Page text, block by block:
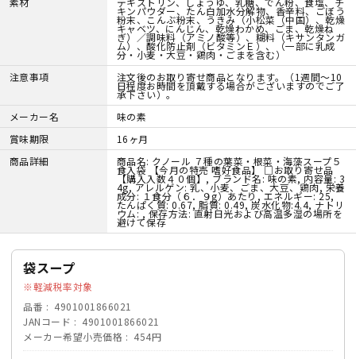
キンパウダー、たん白加水分解物、香辛料、ごぼう
粉末、こんぶ粉末、うきみ（小松菜（中国）、乾燥
キャベツ、にんじん、乾燥わかめ、ごま、乾燥ね
ぎ）／調味料（アミノ酸等）、糊料（キサンタンガ
ム）、酸化防止剤（ビタミンＥ）、（一部に乳成
分・小麦・大豆・鶏肉・ごまを含む）
注意事項
注文後のお取り寄せ商品となります。（1週間～10
日程度お時間を頂戴する場合がございますのでご了
承下さい）。
メーカー名
味の素
賞味期限
16ヶ月
商品詳細
商品名: クノール ７種の葉菜・根菜・海藻スープ５
食入袋 【今月の特売 嗜好食品】 □お取り寄せ品
【購入入数４０個】, ブランド名: 味の素, 内容量: 3
4g, アレルゲン: 乳、小麦、ごま、大豆、鶏肉, 栄養
成分: １食分（６．９g）あたり, エネルギー: 25,
たんぱく質: 0.67, 脂質: 0.49, 炭水化物:4.4, ナトリ
ウム: , 保存方法: 直射日光および高温多湿の場所を
避けて保存
袋スープ
軽減税率対象
品番
4901001866021
JANコード
4901001866021
メーカー希望小売価格
454円